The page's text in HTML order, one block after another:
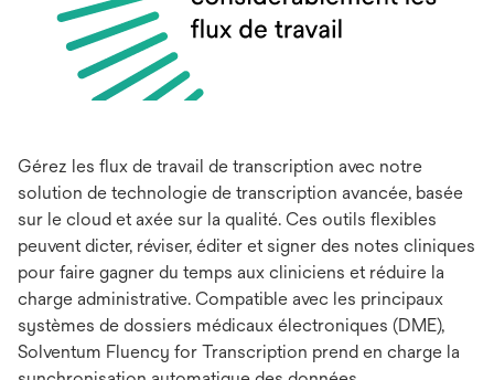
Gérez les flux de travail de transcription avec notre
solution de technologie de transcription avancée, basée
sur le cloud et axée sur la qualité. Ces outils flexibles
peuvent dicter, réviser, éditer et signer des notes cliniques
pour faire gagner du temps aux cliniciens et réduire la
charge administrative. Compatible avec les principaux
systèmes de dossiers médicaux électroniques (DME),
Solventum Fluency for Transcription prend en charge la